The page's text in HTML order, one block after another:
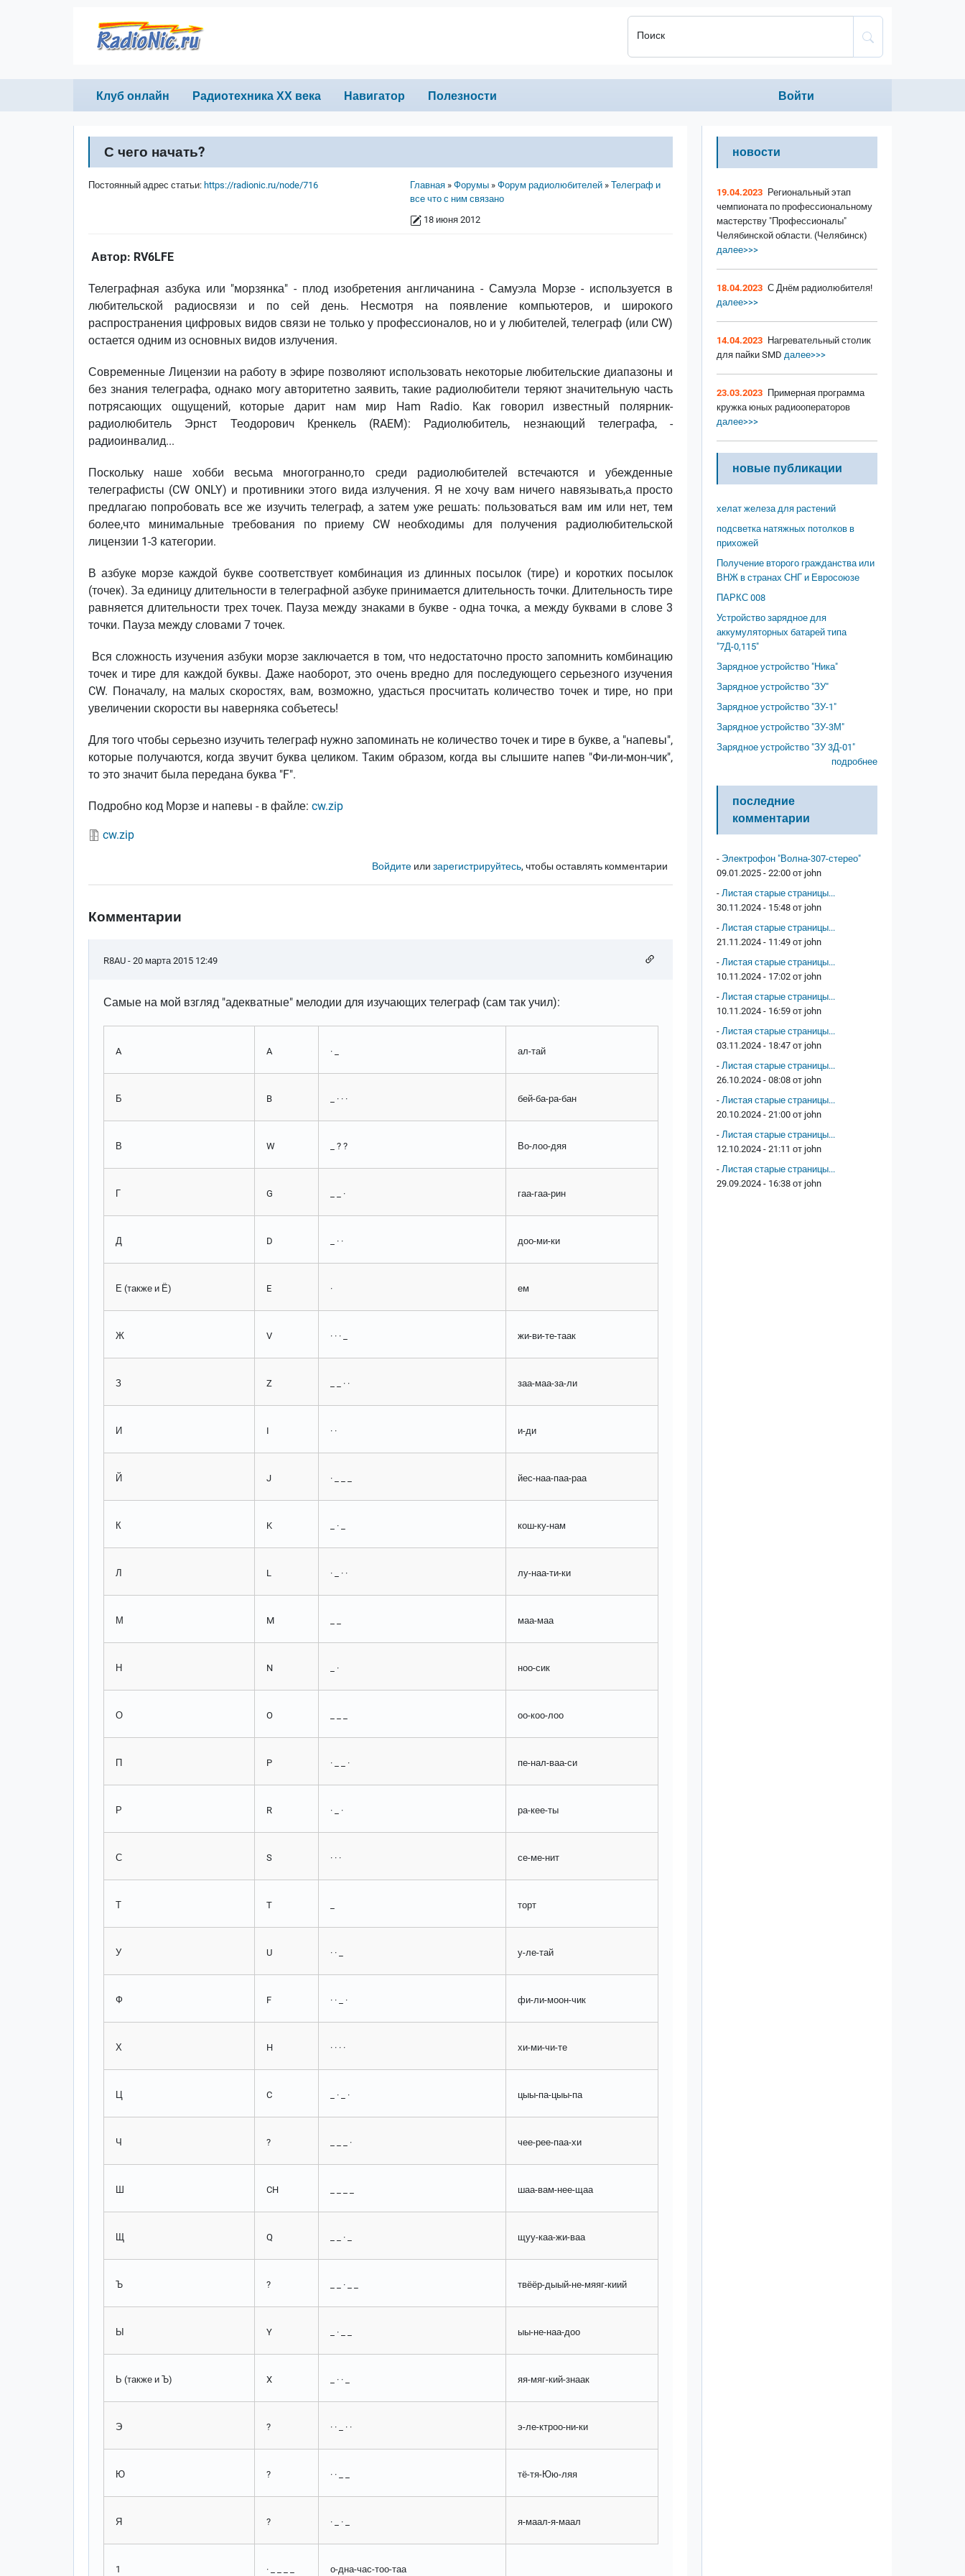
Поиск
Primary links
Клуб онлайн Радиотехника ХХ века Навигатор Полезности
Anonumous menu
Войти
С чего начать?
Строка навигации
Главная Форумы Форум радиолюбителей
Телеграф и
все что с ним связано
18 июня 2012
Постоянный адрес статьи: https://radionic.ru/node/716
Автор: RV6LFE
Телеграфная азбука или "морзянка" - плод изобретения англичанина - Самуэла Морзе - используется в
любительской радиосвязи и по сей день. Несмотря на появление компьютеров, и широкого
распространения цифровых видов связи не только у профессионалов, но и у любителей, телеграф (или CW)
остается одним из основных видов излучения.
Современные Лицензии на работу в эфире позволяют использовать некоторые любительские диапазоны и
без знания телеграфа, однако могу авторитетно заявить, такие радиолюбители теряют значительную часть
потрясающих ощущений, которые дарит нам мир Ham Radio. Как говорил известный полярник-
радиолюбитель Эрнст Теодорович Кренкель (RAEM): Радиолюбитель, незнающий телеграфа, -
радиоинвалид...
Поскольку наше хобби весьма многогранно,то среди радиолюбителей встечаются и убежденные
телеграфисты (CW ONLY) и противники этого вида излучения. Я не хочу вам ничего навязывать,а просто
предлагаю попробовать все же изучить телеграф, а затем уже решать: пользоваться вам им или нет, тем
более,что минимальные требования по приему CW необходимы для получения радиолюбительской
лицензии 1-3 категории.
В азбуке морзе каждой букве соответствует комбинация из длинных посылок (тире) и коротких посылок
(точек). За единицу длительности в телеграфной азбуке принимается длительность точки. Длительность тире
равняется длительности трех точек. Пауза между знаками в букве - одна точка, а между буквами в слове 3
точки. Пауза между словами 7 точек.
Вся сложность изучения азбуки морзе заключается в том, что недостаточно просто запомнить комбинацию
точек и тире для каждой буквы. Даже наоборот, это очень вредно для последующего серьезного изучения
CW. Поначалу, на малых скоростях, вам, возможно, удасться просчитать количество точек и тире, но при
увеличении скорости вы наверняка собъетесь!
Для того чтобы серьезно изучить телеграф нужно запоминать не количество точек и тире в букве, а "напевы",
которые получаются, когда звучит буква целиком. Таким образом, когда вы слышите напев "Фи-ли-мон-чик",
то это значит была передана буква "F".
Подробно код Морзе и напевы - в файле: cw.zip
cw.zip
Войдитеили зарегистрируйтесь, чтобы оставлять комментарии
Комментарии
R8AU - 20 марта 2015 12:49
Самые на мой взгляд "адекватные" мелодии для изучающих телеграф (сам так учил):
A A · _ ал-тай
Б B _ · · · бей-ба-ра-бан
В W _ ? ? Во-лоо-дяя
Г G _ _ · гаа-гаа-рин
Д D _ · · доо-ми-ки
Е (также и Ё) E · ем
Ж V · · · _ жи-ви-те-таак
З Z _ _ · · заа-маа-за-ли
И I · · и-ди
Й J · _ _ _ йес-наа-паа-раа
К K _ · _ кош-ку-нам
Л L · _ · · лу-наа-ти-ки
М M маа-маа
Н N _ · ноо-сик
О O оо-коо-лоо
П P · _ _ · пе-нал-ваа-си
Р R · _ · ра-кее-ты
С S · · · се-ме-нит
Т T торт
У U · · _ у-ле-тай
Ф F · · _ · фи-ли-моон-чик
Х H · · · · хи-ми-чи-те
Ц C _ · _ · цыы-па-цыы-па
Ч ? _ _ _ · чее-рее-паа-хи
Ш CH шаа-вам-нее-щаа
Щ Q _ _ · _ щуу-каа-жи-ваа
Ъ ? _ _ · _ _ твёёр-дыый-не-мяяг-киий
Ы Y _ · _ _ ыы-не-наа-доо
Ь (также и Ъ) X _ · · _ яя-мяг-кий-знаак
Э ? · · _ · · э-ле-ктроо-ни-ки
Ю ? · · _ _ тё-тя-Юю-ляя
Я ? · _ · _ я-маал-я-маал
1 · _ _ _ _ о-дна-час-тоо-таа
новости
19.04.2023 Региональный этап
чемпионата по профессиональному
мастерству "Профессионалы"
Челябинской области. (Челябинск)
далее>>>
18.04.2023 С Днём радиолюбителя!
далее>>>
14.04.2023 Нагревательный столик
для пайки SMD далее>>>
23.03.2023 Примерная программа
кружка юных радиооператоров
далее>>>
новые публикации
хелат железа для растений
подсветка натяжных потолков в
прихожей
Получение второго гражданства или
ВНЖ в странах СНГ и Евросоюзе
ПАРКС 008
Устройство зарядное для
аккумуляторных батарей типа
"7Д-0,115"
Зарядное устройство "Ника"
Зарядное устройство "ЗУ"
Зарядное устройство "ЗУ-1"
Зарядное устройство "ЗУ-3М"
Зарядное устройство "ЗУ 3Д-01"
подробнее
последние
комментарии
- Электрофон "Волна-307-стерео"
09.01.2025 - 22:00 от john
- Листая старые страницы...
30.11.2024 - 15:48 от john
- Листая старые страницы...
21.11.2024 - 11:49 от john
- Листая старые страницы...
10.11.2024 - 17:02 от john
- Листая старые страницы...
10.11.2024 - 16:59 от john
- Листая старые страницы...
03.11.2024 - 18:47 от john
- Листая старые страницы...
26.10.2024 - 08:08 от john
- Листая старые страницы...
20.10.2024 - 21:00 от john
- Листая старые страницы...
12.10.2024 - 21:11 от john
- Листая старые страницы...
29.09.2024 - 16:38 от john